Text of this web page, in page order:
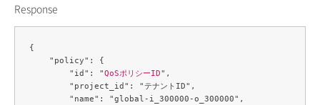
Response
{
    "policy": {
        "id": "
QoSポリシーID",
        "project_id": "テナントID",
        "name": "global-i_300000-o_300000",